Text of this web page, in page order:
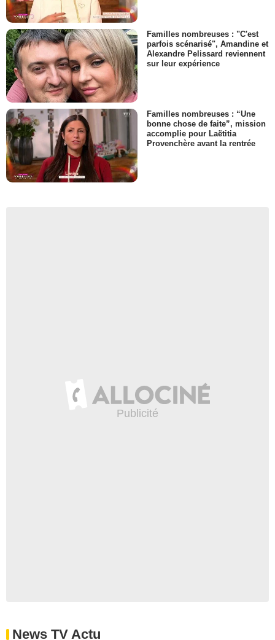
Familles nombreuses : "C'est
parfois scénarisé", Amandine et
Alexandre Pelissard reviennent
sur leur expérience
Familles nombreuses : “Une
bonne chose de faite”, mission
accomplie pour Laëtitia
Provenchère avant la rentrée
News TV Actu